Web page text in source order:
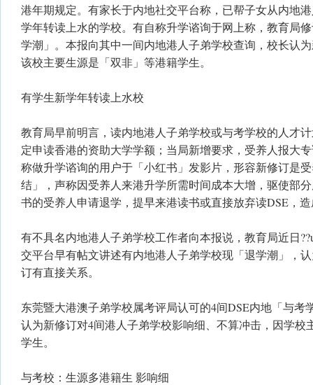
港年期规定。有家长于内地社交平台称，已帮子女从内地
学年转读上水的学校。有自称升学谘询于网上称，教育局
学潮」。本报向其中一间内地港人子弟学校查询，校长认
该校主要生源是「双非」等港籍学生。
有学生新学年转读上水校
教育局早前明言，读内地港人子弟学校或与考学校的人才
定申读香港的资助大学学额；当局新增要求，受养人报大
称做升学谘询的用户于「小红书」发影片，形容新修订是
结」，声称因受养人来港升学所需时间成本大增，驱使部
书的受养人申请退学，提早来港读书或直接放弃读DSE，
有不具名内地港人子弟学校工作者向本报说，教育局近日
交平台早有帖文讲述有内地港人子弟学校现「退学潮」，
订有直接关系。
东莞暨大港澳子弟学校属考评局认可的4间DSE内地「与考
认为新修订对4间港人子弟学校影响细、不算冲击，因学校
学生。
与考校：生源多港籍生 影响细